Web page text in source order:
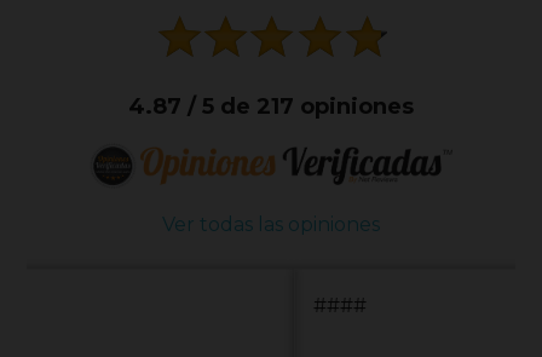
4.87 / 5 de 217 opiniones
Ver todas las opiniones